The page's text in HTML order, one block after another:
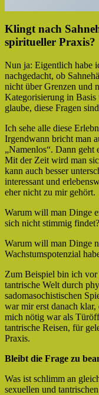
Klingt nach
spiritueller Praxis?
Nun ja: Eigentlich habe
nachgedacht, ob
nicht über Grenzen und
Kategorisierung in Basis
glaube, diese Fragen
Ich sehe alle diese
Irgendwann bricht man
„Namenlos“. Dann geht
Mit der Zeit wird man
kann auch besser
interessant und
eher nicht zu mir gehört.
Warum will man Dinge
sich nicht stimmig findet?
Warum will man Dinge
Wachstumspotenzial
Zum Beispiel bin ich
tantrische Welt durch
sadomasochistischen
war mir erst danach klar,
mich nötig war als
tantrische Reisen, für
Praxis.
Bleibt die Frage zu
Was ist schlimm an
sexuellen und